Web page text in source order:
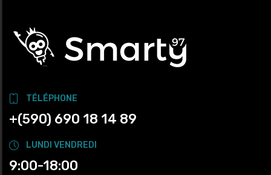
TÉLÉPHONE
+(590) 690 18 14 89
LUNDI VENDREDI
9:00-18:00